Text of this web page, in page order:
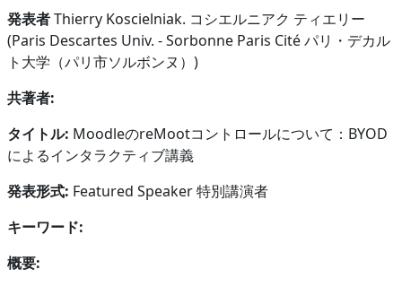
発表者Thierry Koscielniak. コシエルニアク ティエリー
(Paris Descartes Univ. - Sorbonne Paris Cité パリ・デカル
ト大学（パリ市ソルボンヌ）)
共著者:
タイトル: MoodleのreMootコントロールについて：BYOD
によるインタラクティブ講義
発表形式: Featured Speaker 特別講演者
キーワード:
概要: